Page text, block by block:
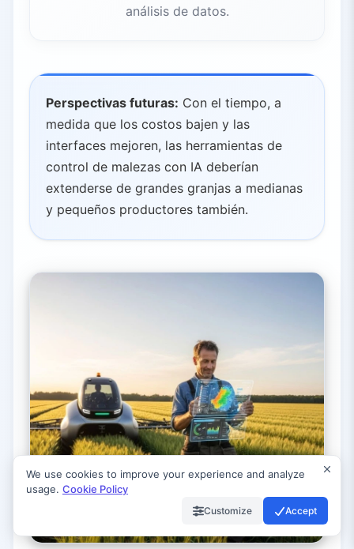
análisis de datos.
Perspectivas futuras: Con el tiempo, a
medida que los costos bajen y las
interfaces mejoren, las herramientas de
control de malezas con IA deberían
extenderse de grandes granjas a medianas
y pequeños productores también.
We use cookies to improve your experience and analyze
usage. Cookie Policy
Customize Accept